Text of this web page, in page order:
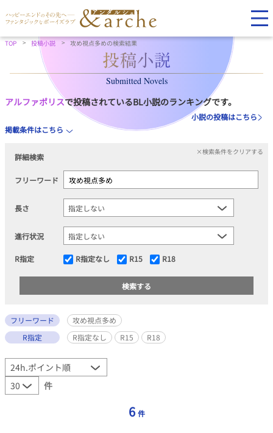
TOP 投稿小説 攻め視点多めの検索結果
Submitted Novels
アルファポリスで投稿されているBL小説のランキングです。
小説の投稿はこちら
掲載条件はこちら
詳細検索
×検索条件をクリアする
フリーワード
長さ
進行状況
R指定 R指定なし R15 R18
フリーワード
攻め視点多め
R指定
R指定なし R15 R18
件
6 件